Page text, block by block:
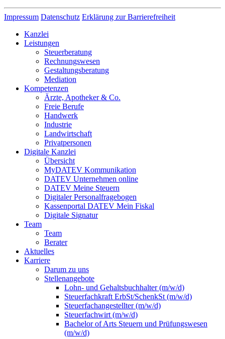
Impressum Datenschutz Erklärung zur Barrierefreiheit
Kanzlei
Leistungen
Steuerberatung
Rechnungswesen
Gestaltungsberatung
Mediation
Kompetenzen
Ärzte, Apotheker & Co.
Freie Berufe
Handwerk
Industrie
Landwirtschaft
Privatpersonen
Digitale Kanzlei
Übersicht
MyDATEV Kommunikation
DATEV Unternehmen online
DATEV Meine Steuern
Digitaler Personalfragebogen
Kassenportal DATEV Mein Fiskal
Digitale Signatur
Team
Team
Berater
Aktuelles
Karriere
Darum zu uns
Stellenangebote
Lohn- und Gehaltsbuchhalter (m/w/d)
Steuerfachkraft ErbSt/SchenkSt (m/w/d)
Steuerfachangestellter (m/w/d)
Steuerfachwirt (m/w/d)
Bachelor of Arts Steuern und Prüfungswesen
(m/w/d)